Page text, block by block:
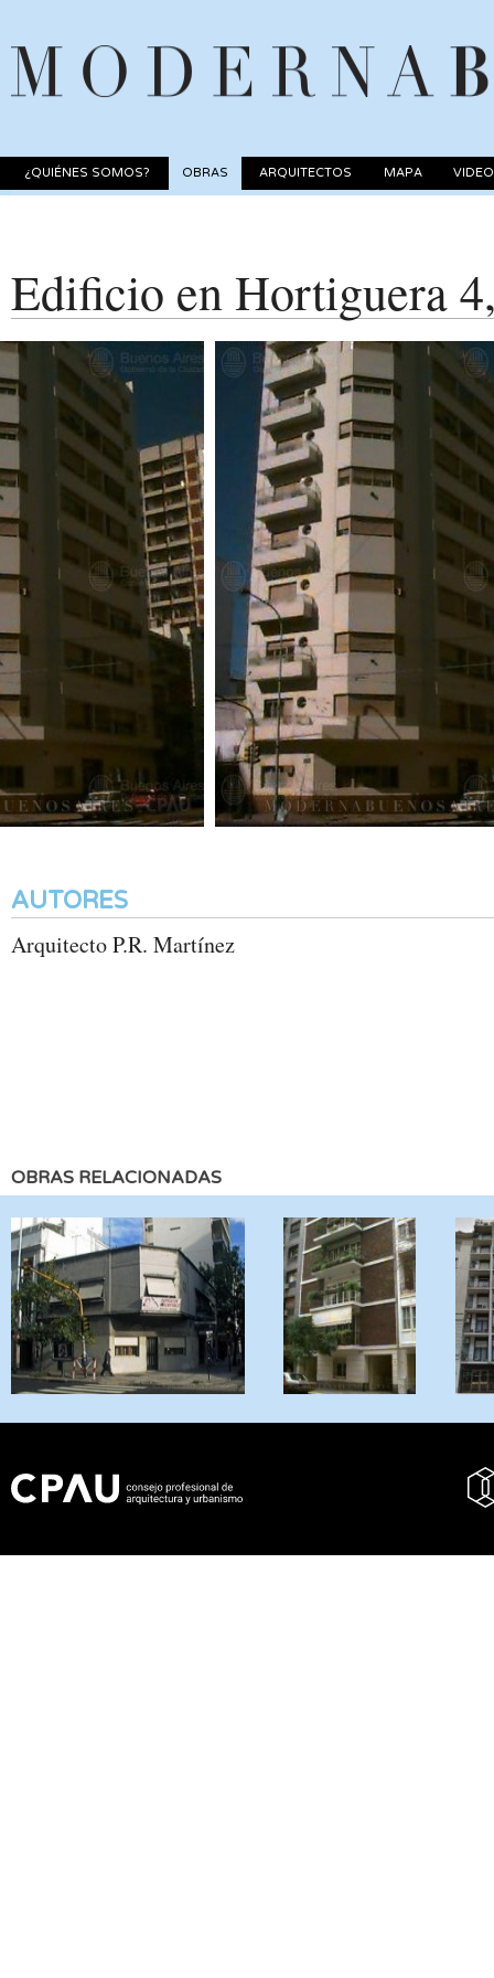
¿QUIÉNES SOMOS? OBRAS ARQUITECTOS MAPA
Edificio en Hortiguera
AUTORES
Arquitecto P.R. Martínez
OBRAS RELACIONADAS